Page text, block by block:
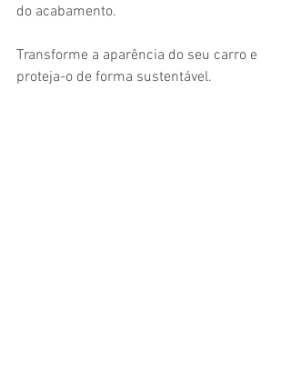
do acabamento.
Transforme a aparência do seu carro e
proteja-o de forma sustentável.